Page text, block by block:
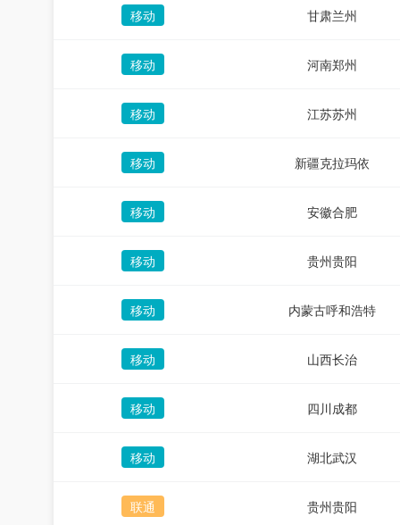
移动 甘肃兰州
移动 河南郑州
移动 江苏苏州
移动 新疆克拉玛依
移动 安徽合肥
移动 贵州贵阳
移动 内蒙古呼和浩特
移动 山西长治
移动 四川成都
移动 湖北武汉
联通 贵州贵阳